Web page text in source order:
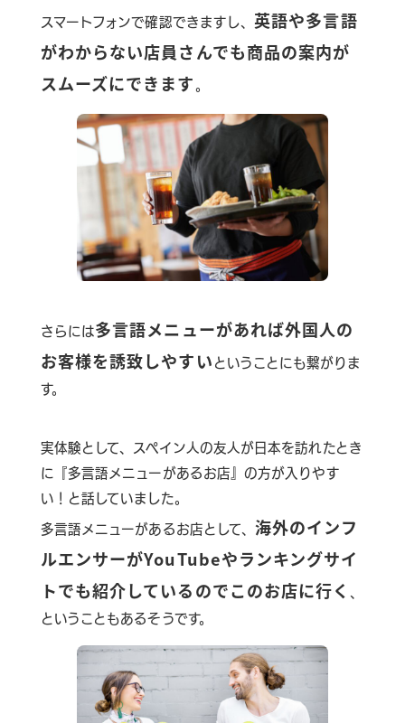
スマートフォンで確認できますし、 英語や多言語
がわからない店員さんでも商品の案内が
スムーズにできます 。
さらには多言語メニューがあれば外国人の
お客様を誘致しやすい ということにも繋がりま
す。
実体験として、スペイン人の友人が日本を訪れたとき
に『多言語メニューがあるお店』の方が入りやす
い！と話していました。
多言語メニューがあるお店として、海外のインフ
ルエンサーがYouTubeやランキングサイ
トでも紹介しているのでこのお店に行く
ということもあるそうです。